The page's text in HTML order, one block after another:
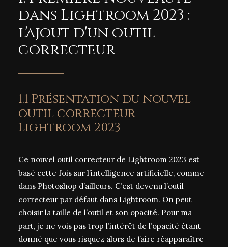
dans Lightroom 2023 :
l'ajout d'un outil
correcteur
1.1 Présentation du nouvel
outil correcteur
Lightroom 2023
Ce nouvel outil correcteur de Lightroom 2023 est
basé cette fois sur l’intelligence artificielle, comme
dans Photoshop d’ailleurs. C’est devenu l’outil
correcteur par défaut dans Lightroom. On peut
choisir la taille de l’outil et son opacité. Pour ma
part, je ne vois pas trop l’intérêt de l’opacité étant
donné que vous risquez alors de faire réapparaître